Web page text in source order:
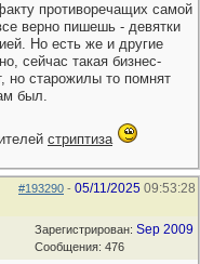
противоречащих самой
верно пишешь - девятки
Но есть же и другие
сейчас такая бизнес-
но старожилы то помнят
был.
стриптиза
#193290 - 05/11/2025 09:53:28
Зарегистрирован: Sep 2009
Сообщения: 476